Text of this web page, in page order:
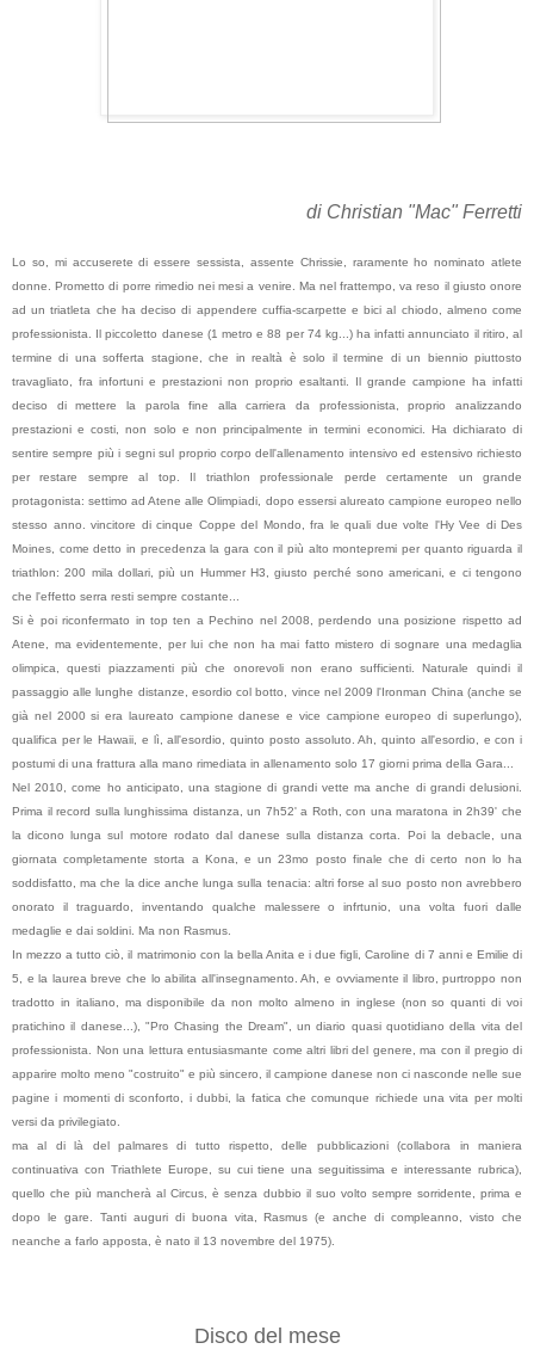
di Christian "Mac" Ferretti
Lo so, mi accuserete di essere sessista, assente Chrissie, raramente ho nominato atlete
donne. Prometto di porre rimedio nei mesi a venire. Ma nel frattempo, va reso il giusto onore
ad un triatleta che ha deciso di appendere cuffia-scarpette e bici al chiodo, almeno come
professionista. Il piccoletto danese (1 metro e 88 per 74 kg...) ha infatti annunciato il ritiro, al
termine di una sofferta stagione, che in realtà è solo il termine di un biennio piuttosto
travagliato, fra infortuni e prestazioni non proprio esaltanti. Il grande campione ha infatti
deciso di mettere la parola fine alla carriera da professionista, proprio analizzando
prestazioni e costi, non solo e non principalmente in termini economici. Ha dichiarato di
sentire sempre più i segni sul proprio corpo dell'allenamento intensivo ed estensivo richiesto
per restare sempre al top. Il triathlon professionale perde certamente un grande
protagonista: settimo ad Atene alle Olimpiadi, dopo essersi alureato campione europeo nello
stesso anno. vincitore di cinque Coppe del Mondo, fra le quali due volte l'Hy Vee di Des
Moines, come detto in precedenza la gara con il più alto montepremi per quanto riguarda il
triathlon: 200 mila dollari, più un Hummer H3, giusto perché sono americani, e ci tengono
che l'effetto serra resti sempre costante...
Si è poi riconfermato in top ten a Pechino nel 2008, perdendo una posizione rispetto ad
Atene, ma evidentemente, per lui che non ha mai fatto mistero di sognare una medaglia
olimpica, questi piazzamenti più che onorevoli non erano sufficienti. Naturale quindi il
passaggio alle lunghe distanze, esordio col botto, vince nel 2009 l'Ironman China (anche se
già nel 2000 si era laureato campione danese e vice campione europeo di superlungo),
qualifica per le Hawaii, e lì, all'esordio, quinto posto assoluto. Ah, quinto all'esordio, e con i
postumi di una frattura alla mano rimediata in allenamento solo 17 giorni prima della Gara...
Nel 2010, come ho anticipato, una stagione di grandi vette ma anche di grandi delusioni.
Prima il record sulla lunghissima distanza, un 7h52' a Roth, con una maratona in 2h39' che
la dicono lunga sul motore rodato dal danese sulla distanza corta. Poi la debacle, una
giornata completamente storta a Kona, e un 23mo posto finale che di certo non lo ha
soddisfatto, ma che la dice anche lunga sulla tenacia: altri forse al suo posto non avrebbero
onorato il traguardo, inventando qualche malessere o infrtunio, una volta fuori dalle
medaglie e dai soldini. Ma non Rasmus.
In mezzo a tutto ciò, il matrimonio con la bella Anita e i due figli, Caroline di 7 anni e Emilie di
5, e la laurea breve che lo abilita all'insegnamento. Ah, e ovviamente il libro, purtroppo non
tradotto in italiano, ma disponibile da non molto almeno in inglese (non so quanti di voi
pratichino il danese...), "Pro Chasing the Dream", un diario quasi quotidiano della vita del
professionista. Non una lettura entusiasmante come altri libri del genere, ma con il pregio di
apparire molto meno "costruito" e più sincero, il campione danese non ci nasconde nelle sue
pagine i momenti di sconforto, i dubbi, la fatica che comunque richiede una vita per molti
versi da privilegiato.
ma al di là del palmares di tutto rispetto, delle pubblicazioni (collabora in maniera
continuativa con Triathlete Europe, su cui tiene una seguitissima e interessante rubrica),
quello che più mancherà al Circus, è senza dubbio il suo volto sempre sorridente, prima e
dopo le gare. Tanti auguri di buona vita, Rasmus (e anche di compleanno, visto che
neanche a farlo apposta, è nato il 13 novembre del 1975).
Disco del mese